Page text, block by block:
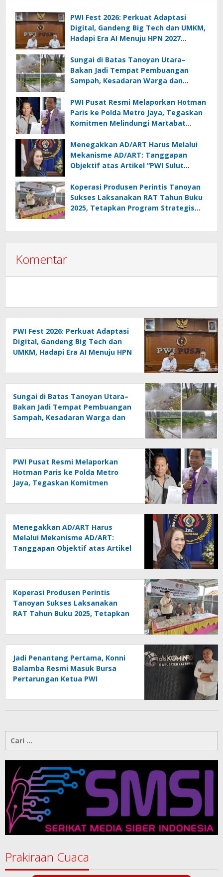
PWI Fest 2026: Perkuat Adaptasi
Digital, Gandeng Big Tech dan UMKM,
Hadapi Era AI Menuju HPN 2027
Sungai di Batas Tanoyan Utara–
Bakan Jadi Tempat Pembuangan
Sampah, Kesadaran Warga dan
PWI Pusat Resmi Melaporkan Hotman
Paris ke Polda Metro Jaya, Tegaskan
Komitmen Melindungi Martabat
Menegakkan AD/ART Harus Melalui
Mekanisme AD/ART: Tanggapan
Objektif atas Artikel “PWI Sulut
Melanggar Aturan”
Koperasi Produsen Perintis Tanoyan
Sukses Laksanakan RAT Tahun Buku
2025, Tetapkan Program Strategis
Komentar
PWI Fest 2026: Perkuat Adaptasi
Digital, Gandeng Big Tech dan
UMKM, Hadapi Era AI Menuju HPN
Sungai di Batas Tanoyan Utara–
Bakan Jadi Tempat Pembuangan
Sampah, Kesadaran Warga dan
Dipertanyakan
PWI Pusat Resmi Melaporkan
Hotman Paris ke Polda Metro
Jaya, Tegaskan Komitmen
Menegakkan AD/ART Harus
Melalui Mekanisme AD/ART:
Tanggapan Objektif atas Artikel
Konspirasi Melanggar Aturan”
Koperasi Produsen Perintis
Tanoyan Sukses Laksanakan
RAT Tahun Buku 2025, Tetapkan
Keputusan Anggota
Jadi Penantang Pertama, Konni
Balamba Resmi Masuk Bursa
Pertarungan Ketua PWI
untuk:
Prakiraan Cuaca